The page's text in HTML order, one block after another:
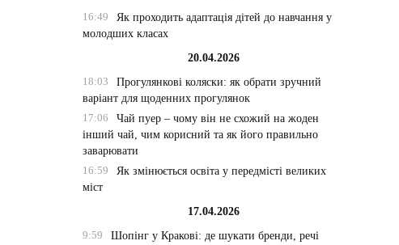
16:49
Як проходить адаптація дітей до навчання у
молодших класах
20.04.2026
18:03
Прогулянкові коляски: як обрати зручний
варіант для щоденних прогулянок
17:06
Чай пуер – чому він не схожий на жоден
інший чай, чим корисний та як його правильно
заварювати
16:59
Як змінюється освіта у передмісті великих
міст
17.04.2026
9:59
Шопінг у Кракові: де шукати бренди, речі